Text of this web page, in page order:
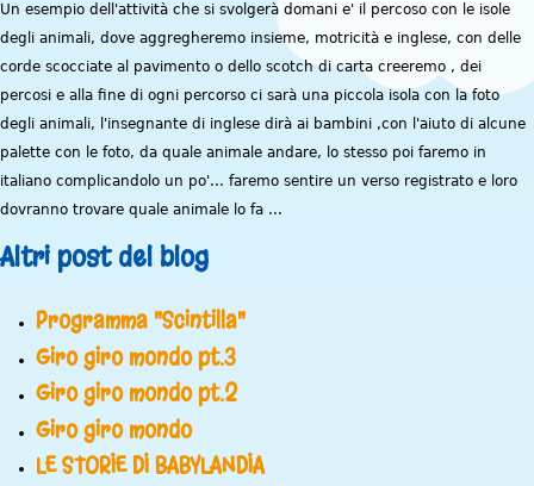
Un esempio dell'attività che si svolgerà domani e' il percoso con le isole
degli animali, dove aggregheremo insieme, motricità e inglese, con delle
corde scocciate al pavimento o dello scotch di carta creeremo , dei
percosi e alla fine di ogni percorso ci sarà una piccola isola con la foto
degli animali, l'insegnante di inglese dirà ai bambini ,con l'aiuto di alcune
palette con le foto, da quale animale andare, lo stesso poi faremo in
italiano complicandolo un po'... faremo sentire un verso registrato e loro
dovranno trovare quale animale lo fa ...
Altri post del blog
Programma "Scintilla"
Giro giro mondo pt.3
Giro giro mondo pt.2
Giro giro mondo
LE STORIE DI BABYLANDIA